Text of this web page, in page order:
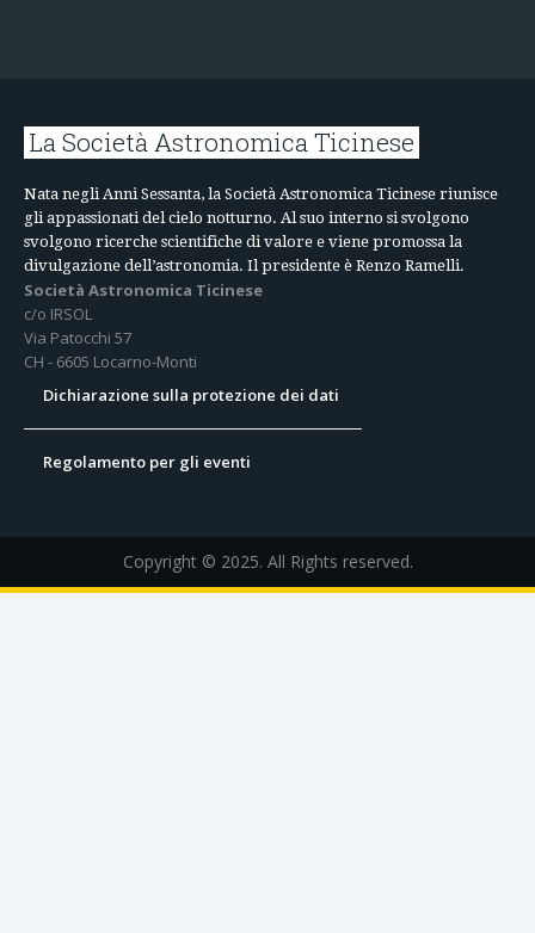
La Società Astronomica Ticinese
Nata negli Anni Sessanta, la Società Astronomica Ticinese riunisce
gli appassionati del cielo notturno. Al suo interno si svolgono
svolgono ricerche scientifiche di valore e viene promossa la
divulgazione dell’astronomia. Il presidente è Renzo Ramelli.
Società Astronomica Ticinese
c/o IRSOL
Via Patocchi 57
CH - 6605 Locarno-Monti
Dichiarazione sulla protezione dei dati
Regolamento per gli eventi
Copyright © 2025. All Rights reserved.